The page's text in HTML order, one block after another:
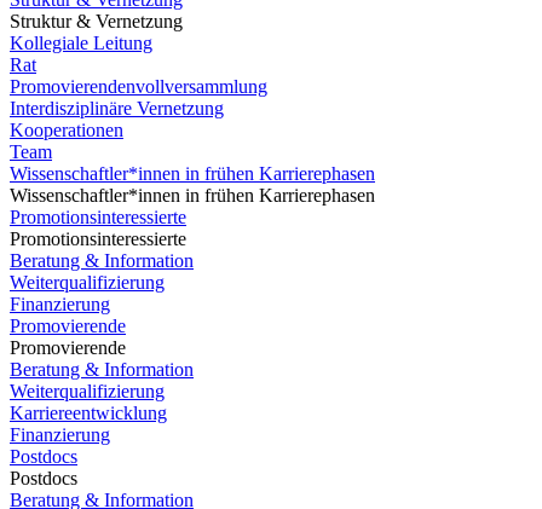
Struktur & Vernetzung
Kollegiale Leitung
Rat
Promovierendenvollversammlung
Interdisziplinäre Vernetzung
Kooperationen
Team
Wissenschaftler*innen in frühen Karrierephasen
Wissenschaftler*innen in frühen Karrierephasen
Promotionsinteressierte
Promotionsinteressierte
Beratung & Information
Weiterqualifizierung
Finanzierung
Promovierende
Promovierende
Beratung & Information
Weiterqualifizierung
Karriereentwicklung
Finanzierung
Postdocs
Postdocs
Beratung & Information